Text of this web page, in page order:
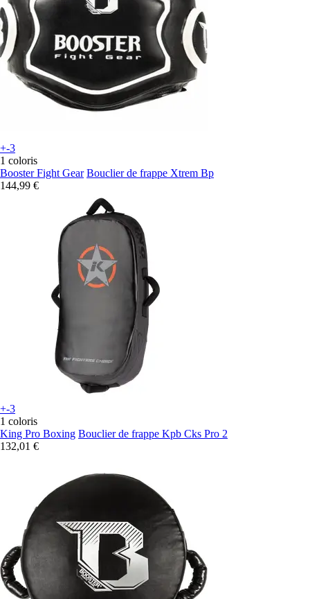
+-3
1 coloris
Booster Fight Gear Bouclier de frappe Xtrem Bp
144,99 €
+-3
1 coloris
King Pro Boxing Bouclier de frappe Kpb Cks Pro 2
132,01 €